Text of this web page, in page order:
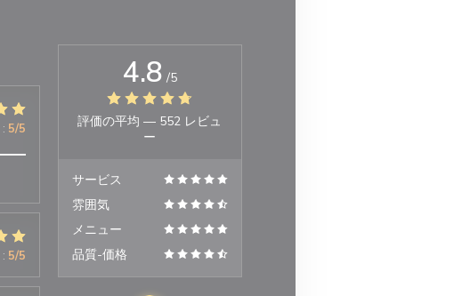
: 5/5
: 5/5
4.8 /5
評価の平均 — 552 レビュ
ー
サービス
雰囲気
メニュー
品質-価格